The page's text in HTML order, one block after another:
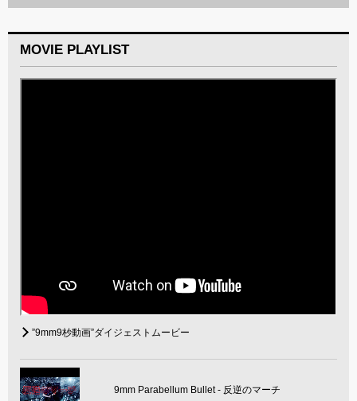
MOVIE PLAYLIST
”9mm9杪動画”ダイジェストムービー
9mm Parabellum Bullet - 反逆のマーチ